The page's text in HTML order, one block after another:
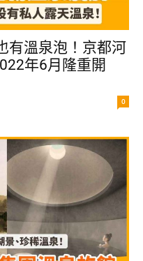
有溫泉泡！京都河
年6月隆重開
0